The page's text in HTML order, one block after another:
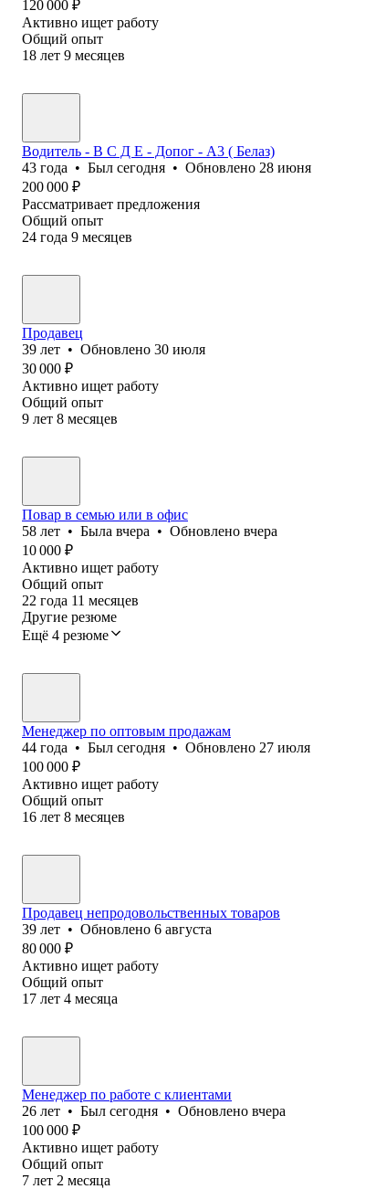
120 000 ₽
Активно ищет работу
Общий опыт
18 лет 9 месяцев
Водитель - В С Д Е - Допог - А3 ( Белаз)
43 года • Был сегодня • Обновлено 28 июня
200 000 ₽
Рассматривает предложения
Общий опыт
24 года 9 месяцев
Продавец
39 лет • Обновлено 30 июля
30 000 ₽
Активно ищет работу
Общий опыт
9 лет 8 месяцев
Повар в семью или в офис
58 лет • Была вчера • Обновлено вчера
10 000 ₽
Активно ищет работу
Общий опыт
22 года 11 месяцев
Другие резюме
Ещё 4 резюме
Менеджер по оптовым продажам
44 года • Был сегодня • Обновлено 27 июля
100 000 ₽
Активно ищет работу
Общий опыт
16 лет 8 месяцев
Продавец непродовольственных товаров
39 лет • Обновлено 6 августа
80 000 ₽
Активно ищет работу
Общий опыт
17 лет 4 месяца
Менеджер по работе с клиентами
26 лет • Был сегодня • Обновлено вчера
100 000 ₽
Активно ищет работу
Общий опыт
7 лет 2 месяца